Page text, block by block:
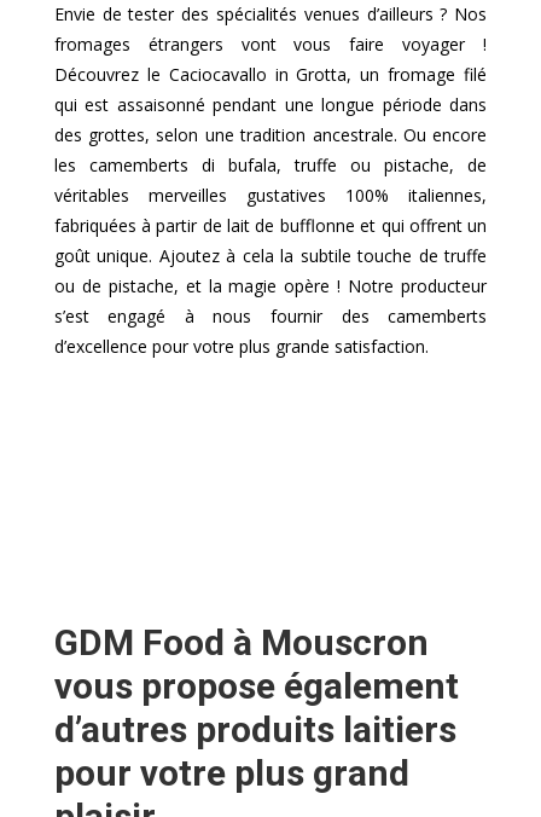
Envie de tester des spécialités venues d’ailleurs ? Nos
fromages étrangers vont vous faire voyager !
Découvrez le Caciocavallo in Grotta, un fromage filé
qui est assaisonné pendant une longue période dans
des grottes, selon une tradition ancestrale. Ou encore
les camemberts di bufala, truffe ou pistache, de
véritables merveilles gustatives 100% italiennes,
fabriquées à partir de lait de bufflonne et qui offrent un
goût unique. Ajoutez à cela la subtile touche de truffe
ou de pistache, et la magie opère ! Notre producteur
s’est engagé à nous fournir des camemberts
d’excellence pour votre plus grande satisfaction.
GDM Food à Mouscron
vous propose également
d’autres produits laitiers
pour votre plus grand